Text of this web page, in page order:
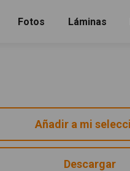
Fotos Láminas
Descargar